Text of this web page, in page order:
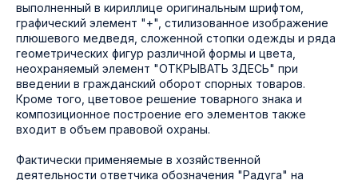
выполненный в кириллице оригинальным шрифтом,
графический элемент "+", стилизованное изображение
плюшевого медведя, сложенной стопки одежды и ряда
геометрических фигур различной формы и цвета,
неохраняемый элемент "ОТКРЫВАТЬ ЗДЕСЬ" при
введении в гражданский оборот спорных товаров.
Кроме того, цветовое решение товарного знака и
композиционное построение его элементов также
входит в объем правовой охраны.
Фактически применяемые в хозяйственной
деятельности ответчика обозначения "Радуга" на